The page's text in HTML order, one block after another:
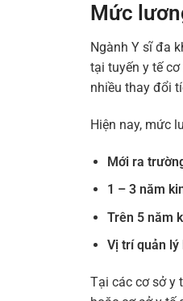
Mức
Ngành Y sĩ đa
tại tuyến y tế
nhiều thay đổi
Hiện nay, mức
Mới ra
1 – 3 năm
Trên 5 năm
Vị trí quản lý
Tại các cơ sở y